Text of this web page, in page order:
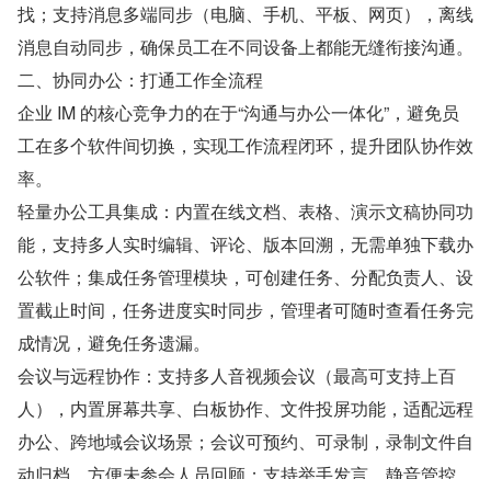
找；支持消息多端同步（电脑、手机、平板、网页），离线
消息自动同步，确保员工在不同设备上都能无缝衔接沟通。
二、协同办公：打通工作全流程
企业 IM 的核心竞争力的在于“沟通与办公一体化”，避免员
工在多个软件间切换，实现工作流程闭环，提升团队协作效
率。
轻量办公工具集成：内置在线文档、表格、演示文稿协同功
能，支持多人实时编辑、评论、版本回溯，无需单独下载办
公软件；集成任务管理模块，可创建任务、分配负责人、设
置截止时间，任务进度实时同步，管理者可随时查看任务完
成情况，避免任务遗漏。
会议与远程协作：支持多人音视频会议（最高可支持上百
人），内置屏幕共享、白板协作、文件投屏功能，适配远程
办公、跨地域会议场景；会议可预约、可录制，录制文件自